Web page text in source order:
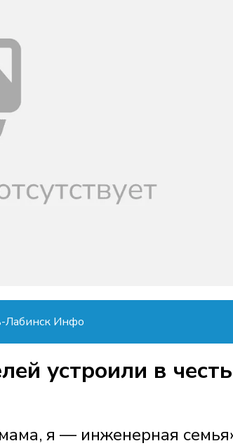
Лабинск Инфо
устроили в честь
я — инженерная